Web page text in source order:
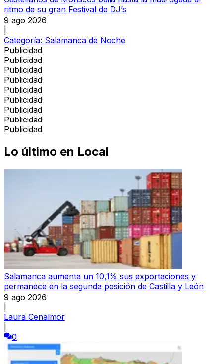
ritmo de su gran Festival de DJ’s
9 ago 2026
Categoría: Salamanca de Noche
Publicidad
Publicidad
Publicidad
Publicidad
Publicidad
Publicidad
Publicidad
Publicidad
Publicidad
Lo último en Local
Salamanca aumenta un 10,1% sus exportaciones y
permanece en la segunda posición de Castilla y León
9 ago 2026
Laura Cenalmor
0